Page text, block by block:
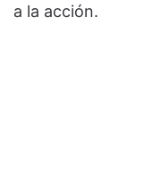
a la acción.